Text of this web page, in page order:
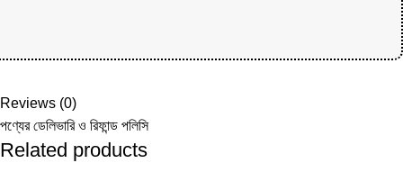
Reviews (0)
পণ্যের ডেলিভারি ও রিফান্ড পলিসি
Related products